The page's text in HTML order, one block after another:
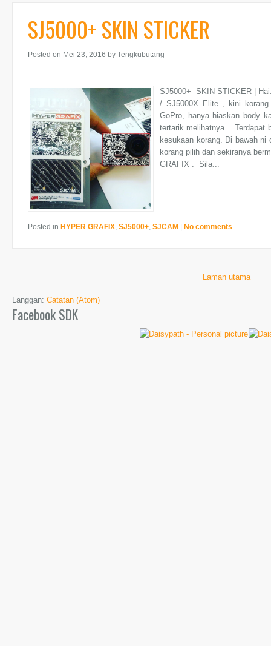
SJ5000+ SKIN STICKER
Posted on Mei 23, 2016 by Tengkubutang
SJ5000+ SKIN STICKER |
/ SJ5000X Elite , kini korang
GoPro, hanya hiaskan body
tertarik melihatnya.. Terdapat
kesukaan korang. Di bawah ni
korang pilih dan sekiranya
GRAFIX . Sila...
Posted in HYPER GRAFIX SJ5000+ SJCAM | No comments
Laman utama
Langgan: Catatan (Atom)
Facebook SDK